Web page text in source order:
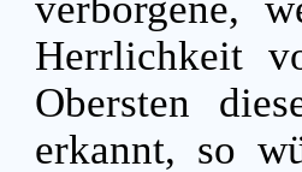
Herrlichkeit
Obersten
erkannt, so